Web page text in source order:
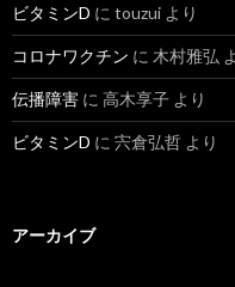
ビタミンD に touzui より
コロナワクチン に 木村雅弘
伝播障害 に 高木享子 より
ビタミンD に 宍倉弘哲 より
アーカイブ